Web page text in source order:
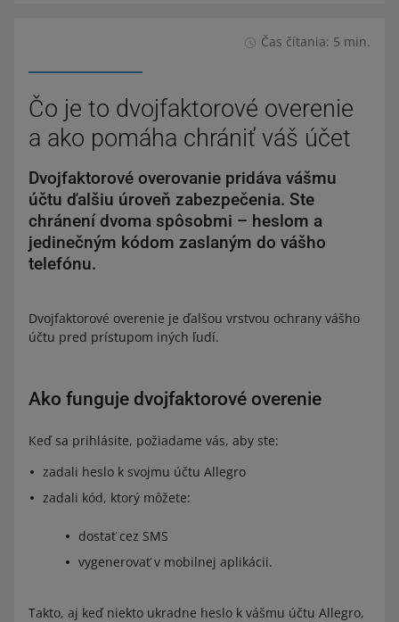
Čas čítania: 5 min.
Čo je to dvojfaktorové overenie
a ako pomáha chrániť váš účet
Dvojfaktorové overovanie pridáva vášmu
účtu ďalšiu úroveň zabezpečenia. Ste
chránení dvoma spôsobmi – heslom a
jedinečným kódom zaslaným do vášho
telefónu.
Dvojfaktorové overenie je ďalšou vrstvou ochrany vášho
účtu pred prístupom iných ľudí.
Ako funguje dvojfaktorové overenie
Keď sa prihlásite, požiadame vás, aby ste:
zadali heslo k svojmu účtu Allegro
zadali kód, ktorý môžete:
dostať cez SMS
vygenerovať v mobilnej aplikácii.
Takto, aj keď niekto ukradne heslo k vášmu účtu Allegro,